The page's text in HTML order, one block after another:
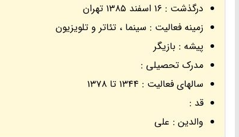
درگذشت : 16 اسفند 1385 تهران
زمینه فعالیت : سینما ، تئاتر و تلویزیون
پیشه : بازیگر
مدرک تحصیلی :
سالهای فعالیت : 1344 تا 1378
قد :
والدین : علی